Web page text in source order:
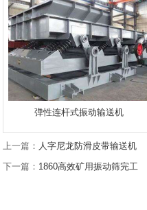
弹性连杆式振动输送机
上一篇： 人字尼龙防滑皮带输送机
下一篇： 1860高效矿用振动筛完工